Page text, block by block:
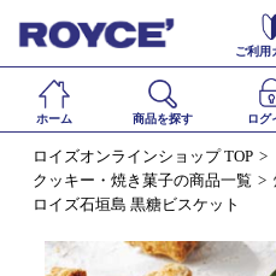
ご利用
ホーム 商品を探す ログ
ロイズオンラインショップ TOP
クッキー・焼き菓子の商品一覧
ロイズ石垣島 黒糖ビスケット